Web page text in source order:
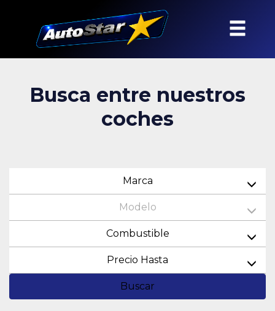
Busca entre nuestros
coches
Marca
Modelo
Combustible
Precio Hasta
Buscar